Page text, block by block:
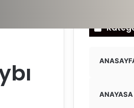
ANAYASA